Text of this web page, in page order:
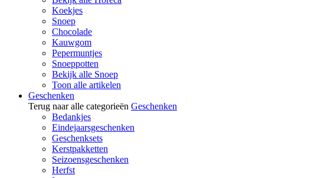
Koekjes
Snoep
Chocolade
Kauwgom
Pepermuntjes
Snoeppotten
Bekijk alle Snoep
Toon alle artikelen
Geschenken
Terug naar alle categorieën Geschenken
Bedankjes
Eindejaarsgeschenken
Geschenksets
Kerstpakketten
Seizoensgeschenken
Herfst